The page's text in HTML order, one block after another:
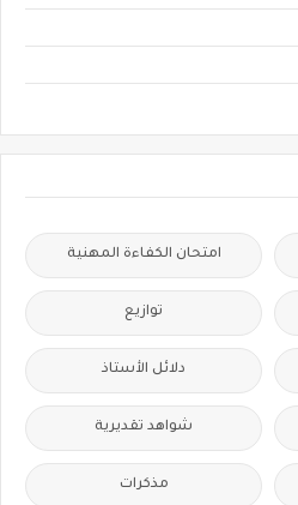
امتحان الكفاءة المهنية
توازيع
دلائل الأستاذ
شواهد تقديرية
مذكرات